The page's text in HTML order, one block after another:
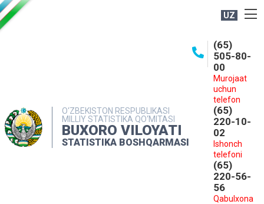
UZ
O‘ZBEKISTON RESPUBLIKASI
MILLIY STATISTIKA QO‘MITASI
BUXORO VILOYATI
STATISTIKA BOSHQARMASI
(65)
505-80-
00
Murojaat
uchun
telefon
(65)
220-10-
02
Ishonch
telefoni
(65)
220-56-
56
Qabulxona
MATBUOT XIZMATI
MUROJAATLAR